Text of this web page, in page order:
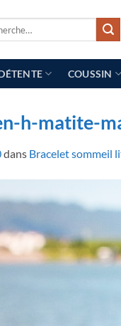
COUSSIN
h-matite-
dans Bracelet sommeil